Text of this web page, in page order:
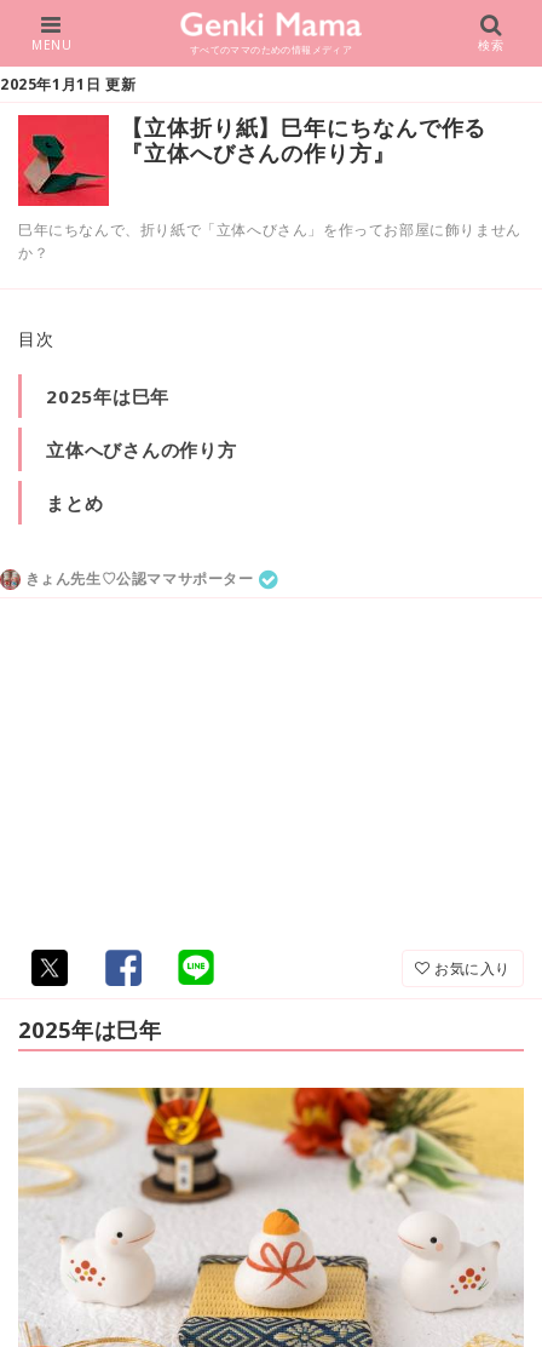
すべてのママのための情報メディア
MENU 検索
2025年1月1日 更新
【立体折り紙】巳年にちなんで作る
『立体へびさんの作り方』
巳年にちなんで、折り紙で「立体へびさん」を作ってお部屋に飾りません
か？
目次
2025年は巳年
立体へびさんの作り方
まとめ
きょん先生♡公認ママサポーター
お気に入り
2025年は巳年